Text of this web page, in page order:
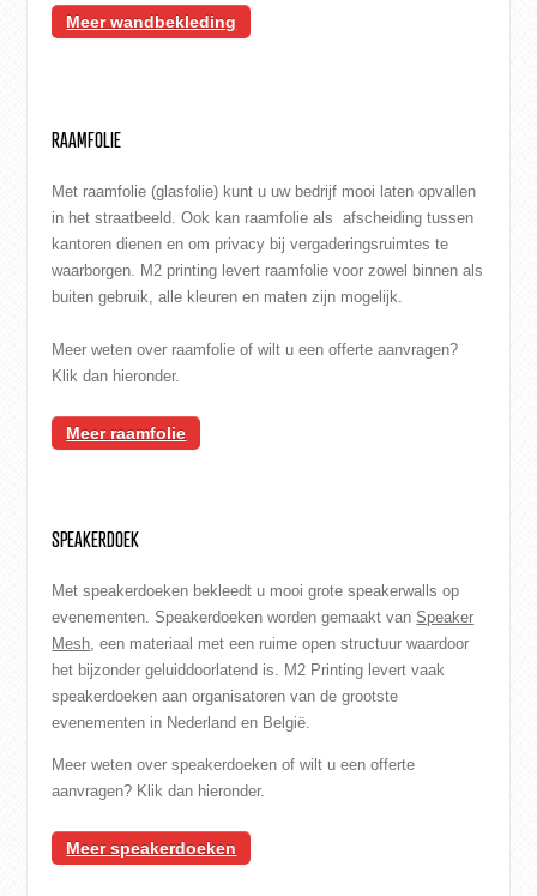
Meer wandbekleding
RAAMFOLIE
Met raamfolie (glasfolie) kunt u uw bedrijf mooi laten opvallen
in het straatbeeld. Ook kan raamfolie als afscheiding tussen
kantoren dienen en om privacy bij vergaderingsruimtes te
waarborgen. M2 printing levert raamfolie voor zowel binnen als
buiten gebruik, alle kleuren en maten zijn mogelijk.
Meer weten over raamfolie of wilt u een offerte aanvragen?
Klik dan hieronder.
Meer raamfolie
SPEAKERDOEK
Met speakerdoeken bekleedt u mooi grote speakerwalls op
evenementen. Speakerdoeken worden gemaakt vanSpeaker
Mesh, een materiaal met een ruime open structuur waardoor
het bijzonder geluiddoorlatend is. M2 Printing levert vaak
speakerdoeken aan organisatoren van de grootste
evenementen in Nederland en België.
Meer weten over speakerdoeken of wilt u een offerte
aanvragen? Klik dan hieronder.
Meer speakerdoeken